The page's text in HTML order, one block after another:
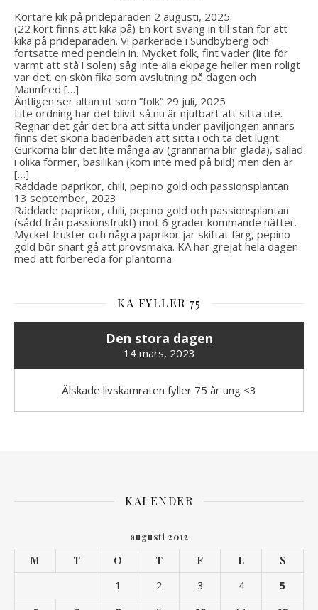
Kortare kik på prideparaden 2 augusti, 2025
(22 kort finns att kika på) En kort sväng in till stan för att
kika på prideparaden. Vi parkerade i Sundbyberg och
fortsatte med pendeln in. Mycket folk, fint väder (lite för
varmt att stå i solen) såg inte alla ekipage heller men roligt
var det. en skön fika som avslutning på dagen och
Mannfred […]
Äntligen ser altan ut som ”folk” 29 juli, 2025
Lite ordning har det blivit så nu är njutbart att sitta ute.
Regnar det går det bra att sitta under paviljongen annars
finns det sköna badenbaden att sitta i och ta det lugnt.
Gurkorna blir det lite många av (grannarna blir glada), sallad
i olika former, basilikan (kom inte med på bild) men den är
[…]
Räddade paprikor, chili, pepino gold och passionsplantan
13 september, 2023
Räddade paprikor, chili, pepino gold och passionsplantan
(sådd från passionsfrukt) mot 6 grader kommande nätter.
Mycket frukter och några paprikor jar skiftat färg, pepino
gold bör snart gå att provsmaka. KA har grejat hela dagen
med att förbereda för plantorna
KA FYLLER 75
Den stora dagen
14 mars, 2023
Älskade livskamraten fyller 75 år ung <3
KALENDER
augusti 2012
M T O T F L
S
1
2 3 4
5